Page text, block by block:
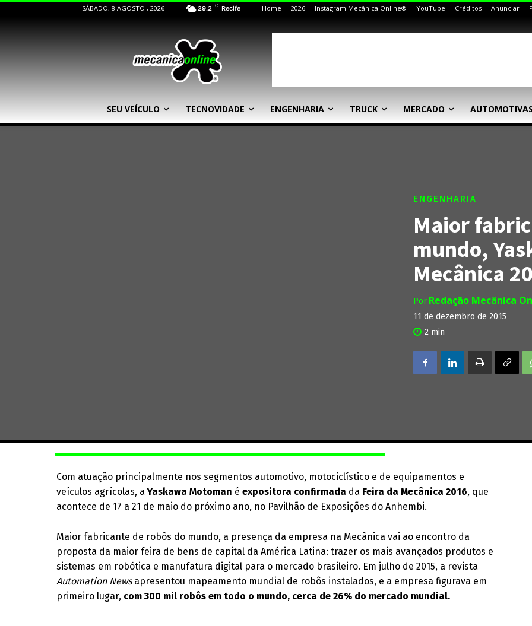
SÁBADO, 8 AGOSTO , 2026 29.2 C Recife Home 2026 Instagram Mecânica Online® YouTube Créditos Anunciar
SEU VEÍCULO TECNOVIDADE ENGENHARIA TRUCK MERCADO AUTOMOTIVAS
ENGENHARIA
Maior
mundo,
Mecânica
Por Redação Mecânica
11 de dezembro de 2015
2 min
Com atuação principalmente nos segmentos automotivo, motociclístico e de equipamentos e
veículos agrícolas, aYaskawa Motoman éexpositora confirmada da Feira da Mecânica 2016, que
acontece de 17 a 21 de maio do próximo ano, no Pavilhão de Exposições do Anhembi.
Maior fabricante de robôs do mundo, a presença da empresa na Mecânica vai ao encontro da
proposta da maior feira de bens de capital da América Latina: trazer os mais avançados produtos e
sistemas em robótica e manufatura digital para o mercado brasileiro. Em julho de 2015, a revista
Automation Newsapresentou mapeamento mundial de robôs instalados, e a empresa figurava em
primeiro lugar, com 300 mil robôs em todo o mundo, cerca de 26% do mercado mundial.